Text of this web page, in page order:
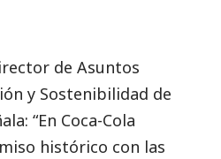
de Asuntos
y Sostenibilidad de
“En Coca-Cola
histórico con las